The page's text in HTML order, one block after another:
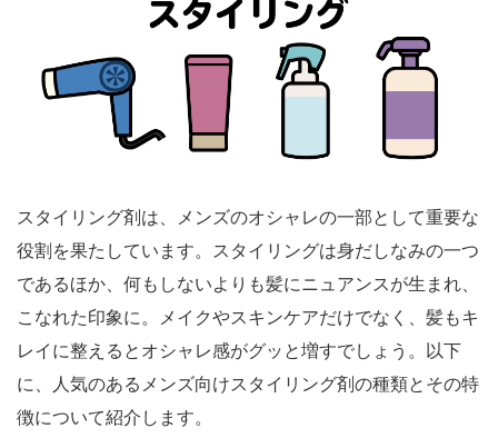
スタイリング剤は、メンズのオシャレの一部として重要な
役割を果たしています。スタイリングは身だしなみの一つ
であるほか、何もしないよりも髪にニュアンスが生まれ、
こなれた印象に。メイクやスキンケアだけでなく、髪もキ
レイに整えるとオシャレ感がグッと増すでしょう。以下
に、人気のあるメンズ向けスタイリング剤の種類とその特
徴について紹介します。